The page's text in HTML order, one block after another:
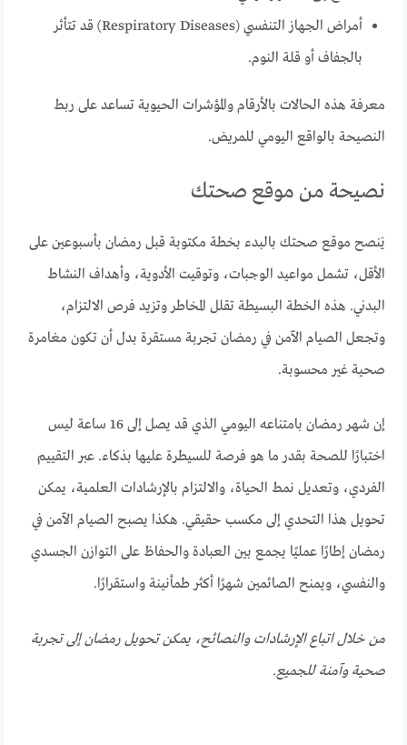
أمراض الجهاز التنفسي (Respiratory Diseases) قد تتأثر
بالجفاف أو قلة النوم.
معرفة هذه الحالات بالأرقام والمؤشرات الحيوية تساعد على ربط
النصيحة بالواقع اليومي للمريض.
نصيحة من موقع صحتك
يَنصح موقع صحتك بالبدء بخطة مكتوبة قبل رمضان بأسبوعين على
الأقل، تشمل مواعيد الوجبات، وتوقيت الأدوية، وأهداف النشاط
البدني. هذه الخطة البسيطة تقلل المخاطر وتزيد فرص الالتزام،
وتجعل الصيام الآمن في رمضان تجربة مستقرة بدل أن تكون مغامرة
صحية غير محسوبة.
إن شهر رمضان بامتناعه اليومي الذي قد يصل إلى 16 ساعة ليس
اختبارًا للصحة بقدر ما هو فرصة للسيطرة عليها بذكاء. عبر التقييم
الفردي، وتعديل نمط الحياة، والالتزام بالإرشادات العلمية، يمكن
تحويل هذا التحدي إلى مكسب حقيقي. هكذا يصبح الصيام الآمن في
رمضان إطارًا عمليًا يجمع بين العبادة والحفاظ على التوازن الجسدي
والنفسي، ويمنح الصائمين شهرًا أكثر طمأنينة واستقرارًا.
من خلال اتباع الإرشادات والنصائح، يمكن تحويل رمضان إلى تجربة
صحية وآمنة للجميع.